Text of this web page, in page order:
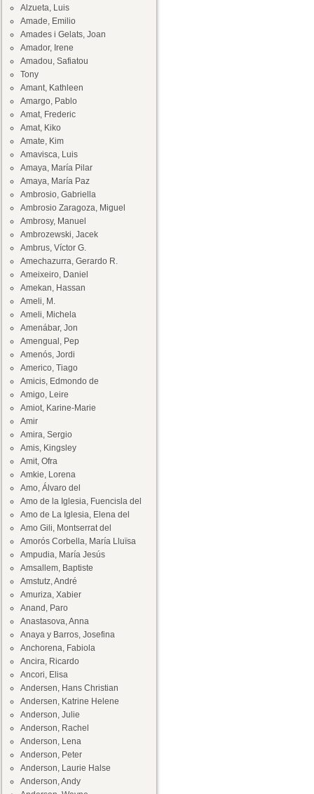
Alzueta, Luis
Amade, Emilio
Amades i Gelats, Joan
Amador, Irene
Amadou, Safiatou
Tony
Amant, Kathleen
Amargo, Pablo
Amat, Frederic
Amat, Kiko
Amate, Kim
Amavisca, Luis
Amaya, María Pilar
Amaya, María Paz
Ambrosio, Gabriella
Ambrosio Zaragoza, Miguel
Ambrosy, Manuel
Ambrozewski, Jacek
Ambrus, Víctor G.
Amechazurra, Gerardo R.
Ameixeiro, Daniel
Amekan, Hassan
Ameli, M.
Ameli, Michela
Amenábar, Jon
Amengual, Pep
Amenós, Jordi
Americo, Tiago
Amicis, Edmondo de
Amigo, Leire
Amiot, Karine-Marie
Amir
Amira, Sergio
Amis, Kingsley
Amit, Ofra
Amkie, Lorena
Amo, Álvaro del
Amo de la Iglesia, Fuencisla del
Amo de La Iglesia, Elena del
Amo Gili, Montserrat del
Amorós Corbella, María Lluïsa
Ampudia, María Jesús
Amsallem, Baptiste
Amstutz, André
Amuriza, Xabier
Anand, Paro
Anastasova, Anna
Anaya y Barros, Josefina
Anchorena, Fabiola
Ancira, Ricardo
Ancori, Elisa
Andersen, Hans Christian
Andersen, Katrine Helene
Anderson, Julie
Anderson, Rachel
Anderson, Lena
Anderson, Peter
Anderson, Laurie Halse
Anderson, Andy